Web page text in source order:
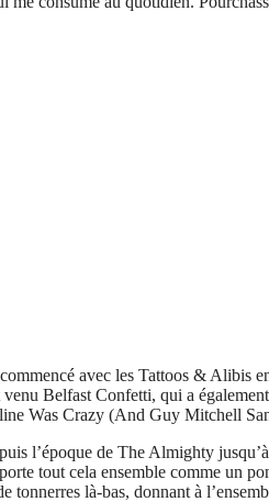
avec les Tattoos &
Belfast Confetti, qui a
Was Crazy (And Guy Mitchell
l’époque de The Almighty
tout cela ensemble comme un
tonnerres là-bas, donnant à